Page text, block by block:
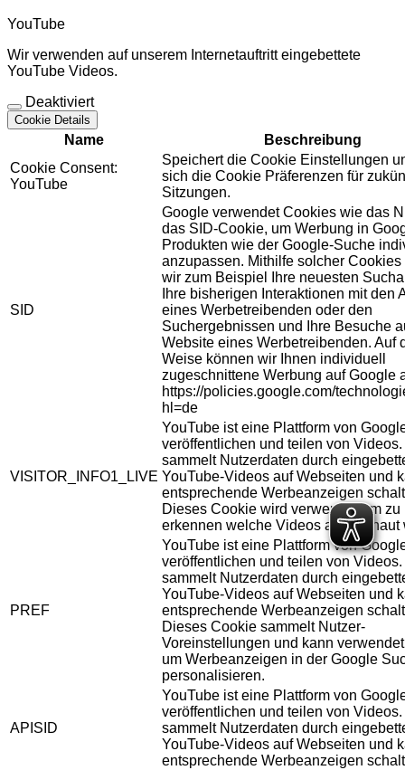
YouTube
Wir verwenden auf unserem Internetauftritt eingebettete
YouTube Videos.
Deaktiviert
Cookie Details
Name
Beschreibung
Cookie Consent:
YouTube
Speichert die Cookie Einstellungen
sich die Cookie Präferenzen für
Sitzungen.
SID
Google verwendet Cookies wie das
das SID-Cookie, um Werbung in
Produkten wie der Google-Suche
anzupassen. Mithilfe solcher Cookies
wir zum Beispiel Ihre neuesten
Ihre bisherigen Interaktionen mit den
eines Werbetreibenden oder den
Suchergebnissen und Ihre Besuche
Website eines Werbetreibenden. Auf
Weise können wir Ihnen individuell
zugeschnittene Werbung auf Google
https://policies.google.com/
hl=de
VISITOR_INFO1_LIVE
YouTube ist eine Plattform von
veröffentlichen und teilen von
sammelt Nutzerdaten durch
YouTube-Videos auf Webseiten und
entsprechende Werbeanzeigen
Dieses Cookie wird verwendet um zu
erkennen welche Videos angeschaut
PREF
YouTube ist eine Plattform von
veröffentlichen und teilen von
sammelt Nutzerdaten durch
YouTube-Videos auf Webseiten und
entsprechende Werbeanzeigen
Dieses Cookie sammelt Nutzer-
Voreinstellungen und kann
um Werbeanzeigen in der Google
personalisieren.
APISID
YouTube ist eine Plattform von
veröffentlichen und teilen von
sammelt Nutzerdaten durch
YouTube-Videos auf Webseiten und
entsprechende Werbeanzeigen